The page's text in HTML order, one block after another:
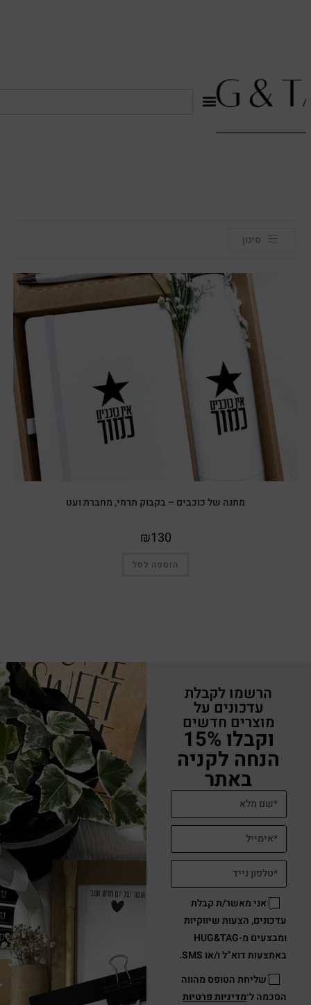
סינון
מתנה של כוכבים – בקבוק תרמי, מחברת ועט
₪130
הוספה לסל
הרשמו לקבלת
עדכונים על
מוצרים חדשים
וקבלו 15%
הנחה לקניה
באתר
אני מאשר/ת קבלת
עדכונים, הצעות שיווקיות
ומבצעים מ-HUG&TAG
באמצעות דוא”ל ו/או SMS.
שליחת הטופס מהווה
הסכמה ל־מדיניות פרטיות